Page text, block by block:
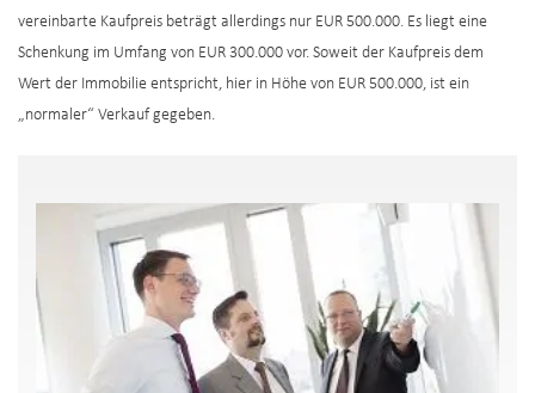
vereinbarte Kaufpreis beträgt allerdings nur EUR 500.000. Es liegt eine
Schenkung im Umfang von EUR 300.000 vor. Soweit der Kaufpreis dem
Wert der Immobilie entspricht, hier in Höhe von EUR 500.000, ist ein
„normaler“ Verkauf gegeben.